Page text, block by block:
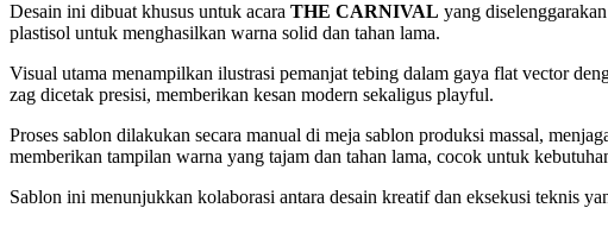
Desain ini dibuat khusus untuk acara THE CARNIVAL yang
plastisol untuk menghasilkan warna solid dan tahan lama.
Visual utama menampilkan ilustrasi pemanjat tebing dalam gaya flat vector
zag dicetak presisi, memberikan kesan modern sekaligus playful.
Proses sablon dilakukan secara manual di meja sablon produksi massal,
memberikan tampilan warna yang tajam dan tahan lama, cocok untuk
Sablon ini menunjukkan kolaborasi antara desain kreatif dan eksekusi teknis